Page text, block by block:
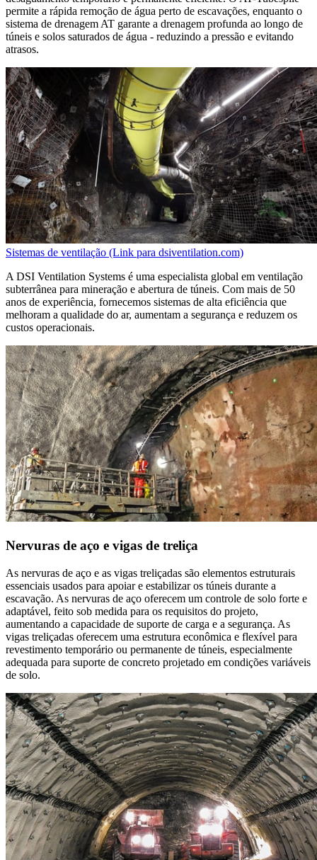
permite a rápida remoção de água perto de escavações, enquanto o
sistema de drenagem AT garante a drenagem profunda ao longo de
túneis e solos saturados de água - reduzindo a pressão e evitando
atrasos.
Sistemas de ventilação (Link para dsiventilation.com)
A DSI Ventilation Systems é uma especialista global em ventilação
subterrânea para mineração e abertura de túneis. Com mais de 50
anos de experiência, fornecemos sistemas de alta eficiência que
melhoram a qualidade do ar, aumentam a segurança e reduzem os
custos operacionais.
Nervuras de aço e vigas de treliça
As nervuras de aço e as vigas treliçadas são elementos estruturais
essenciais usados para apoiar e estabilizar os túneis durante a
escavação. As nervuras de aço oferecem um controle de solo forte e
adaptável, feito sob medida para os requisitos do projeto,
aumentando a capacidade de suporte de carga e a segurança. As
vigas treliçadas oferecem uma estrutura econômica e flexível para
revestimento temporário ou permanente de túneis, especialmente
adequada para suporte de concreto projetado em condições variáveis
de solo.